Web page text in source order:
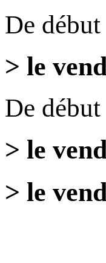
De
> le
De
> le
> le